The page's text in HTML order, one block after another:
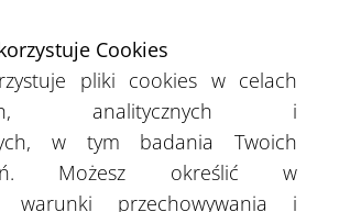
sportowe
Cookies
pliki cookies w celach
analitycznych i
w tym badania Twoich
Możesz określić w
warunki przechowywania i